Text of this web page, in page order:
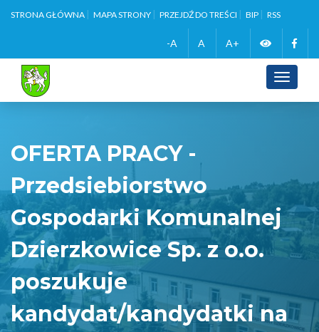
STRONA GŁÓWNA MAPA STRONY PRZEJDŹ DO TREŚCI BIP RSS
-A A A+ Zmień
wersję
Toggle
OFERTA PRACY -
Przedsiebiorstwo
Gospodarki Komunalnej
Dzierzkowice Sp. z o.o.
poszukuje
kandydat/kandydatki na